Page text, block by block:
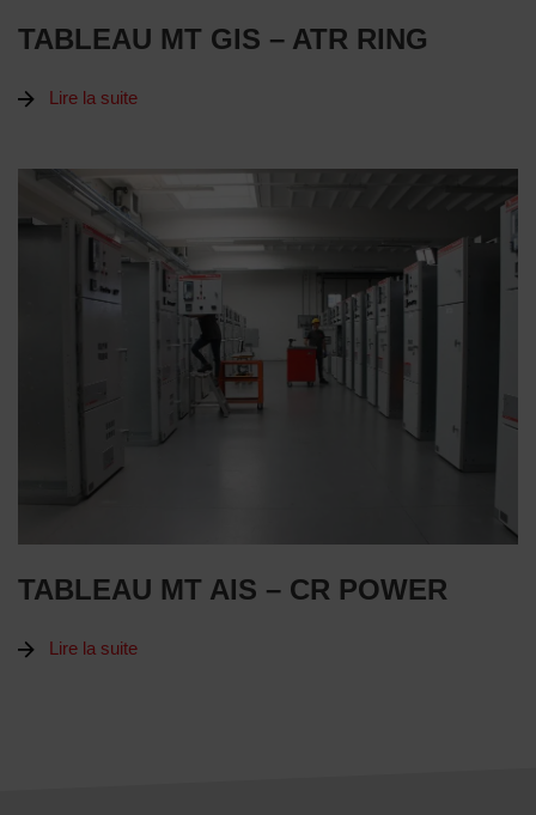
TABLEAU MT GIS – ATR RING
Lire la suite
TABLEAU MT AIS – CR POWER
Lire la suite